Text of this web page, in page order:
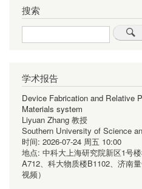
搜索
Search
学术报告
Device Fabrication and Relative
Materials system
Liyuan Zhang 教授
Southern University of Science
时间: 2026-07-24 周五 10:00
地点: 中科大上海研究院新区1号
A712、科大物质楼B1102、济南
视频）